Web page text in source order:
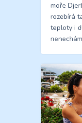
moře
rozebírá
teploty i